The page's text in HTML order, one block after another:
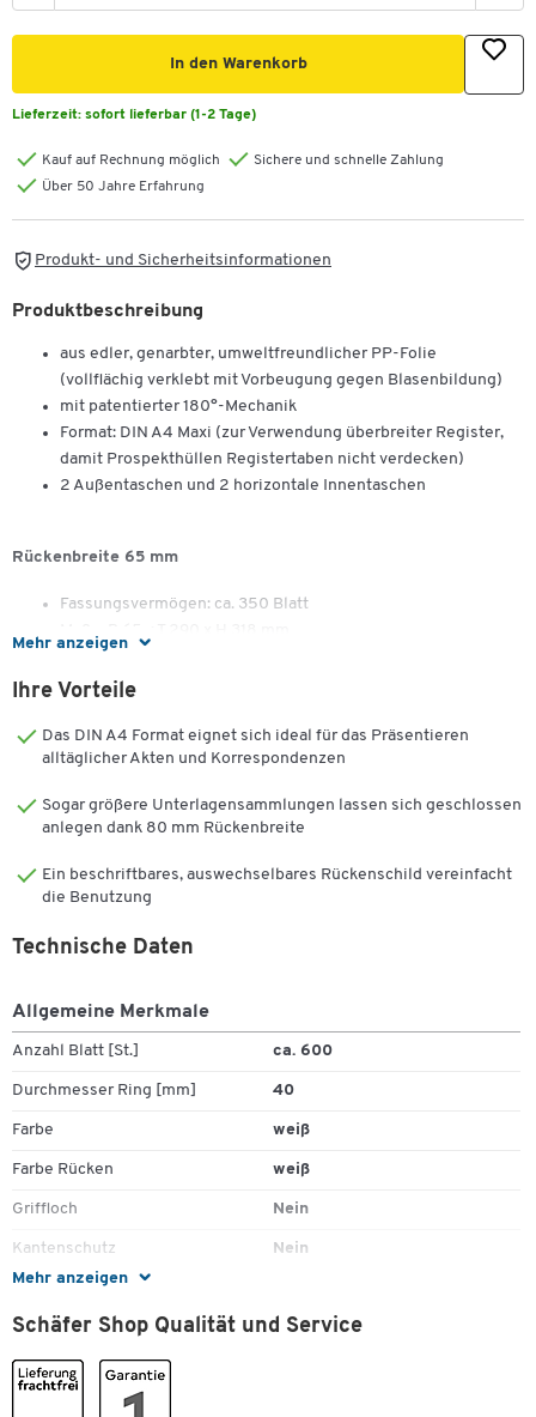
In den Warenkorb
Lieferzeit: sofort lieferbar (1-2 Tage)
Kauf auf Rechnung möglich
Sichere und schnelle Zahlung
Über 50 Jahre Erfahrung
Produkt- und Sicherheitsinformationen
Mehr anzeigen
Produktbeschreibung
aus edler, genarbter, umweltfreundlicher PP-Folie
(vollflächig verklebt mit Vorbeugung gegen Blasenbildung)
mit patentierter 180°-Mechanik
Format: DIN A4 Maxi (zur Verwendung überbreiter Register,
damit Prospekthüllen Registertaben nicht verdecken)
2 Außentaschen und 2 horizontale Innentaschen
Rückenbreite 65 mm
Fassungsvermögen: ca. 350 Blatt
Fassungsvermögen: ca. 600 Blatt
Ihre Vorteile
Das DIN A4 Format eignet sich ideal für das Präsentieren
alltäglicher Akten und Korrespondenzen
Sogar größere Unterlagensammlungen lassen sich geschlossen
anlegen dank 80 mm Rückenbreite
Ein beschriftbares, auswechselbares Rückenschild vereinfacht
die Benutzung
Mehr anzeigen
Technische Daten
Allgemeine Merkmale
Anzahl Blatt [St.] ca. 600
Durchmesser Ring [mm] 40
Farbe weiß
Farbe Rücken weiß
Griffloch Nein
Kantenschutz Nein
Material
Niederhalter Ja
Ringmechanik
Rückenbreite [mm]
Schäfer Shop Qualität und Service